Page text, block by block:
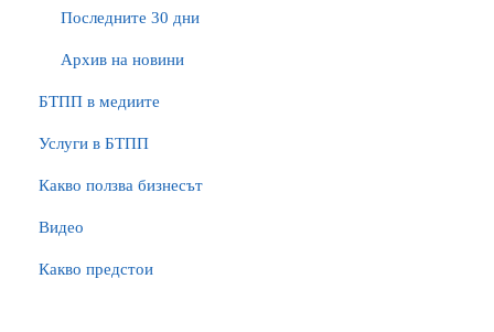
Последните 30 дни
Архив на новини
БTПП в медиите
Услуги в БТПП
Какво ползва бизнесът
Видео
Какво предстои